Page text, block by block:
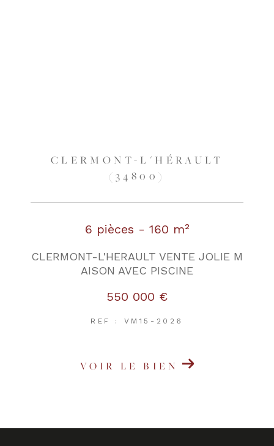
CLERMONT-L'HÉRAULT
(34800)
6 pièces - 160 m²
CLERMONT-L'HERAULT VENTE JOLIE M
AISON AVEC PISCINE
550 000 €
REF : VM15-2026
VOIR LE BIEN